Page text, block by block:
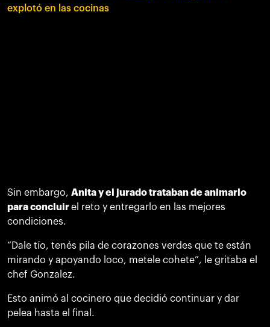
explotó en las cocinas
Sin embargo, Anita y el jurado trataban de animarlo
para concluirel reto y entregarlo en las mejores
condiciones.
“Dale tío, tenés pila de corazones verdes que te están
mirando y apoyando loco, metele cohete”, le gritaba el
chef Gonzalez.
Esto animó al cocinero que decidió continuar y dar
pelea hasta el final.